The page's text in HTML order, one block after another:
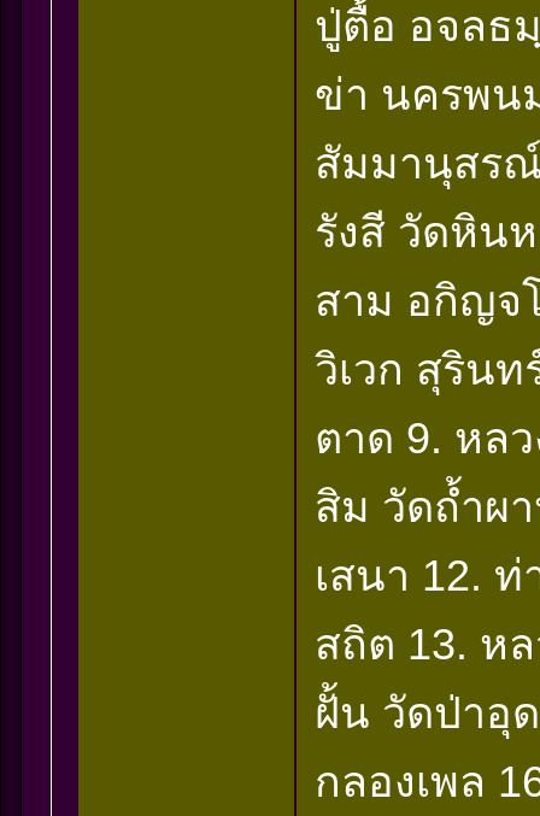
ปู่ตื้อ อจลธ
ข่า นครพน
สัมมานุสรณ์
รังสี วัดหิน
สาม อกิญจ
วิเวก สุริน
ตาด 9. หล
สิม วัดถ้ำผ
เสนา 12.
สถิต 13. ห
ฝั้น วัดป่าอุ
กลองเพล